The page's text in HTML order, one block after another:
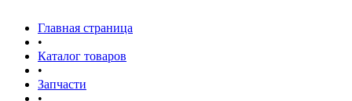
Главная страница
•
Каталог товаров
•
Запчасти